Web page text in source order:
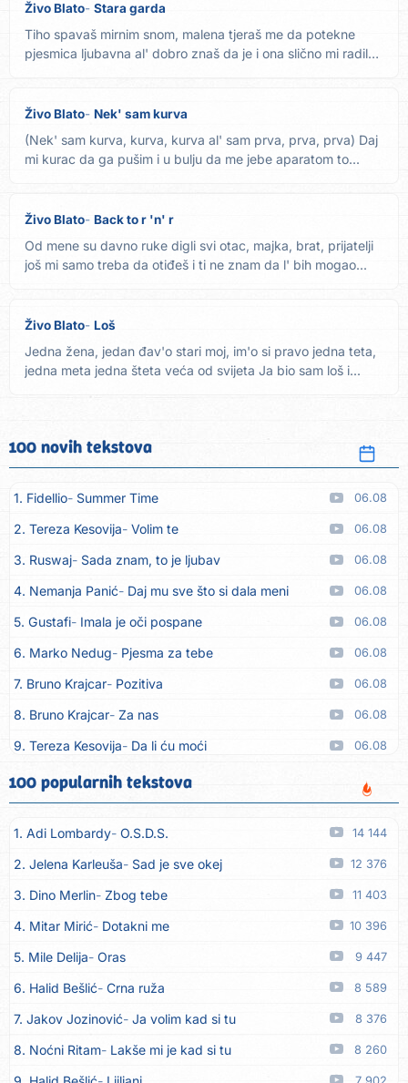
Živo Blato Stara garda
Tiho spavaš mirnim snom, malena tjeraš me da potekne
pjesmica ljubavna al' dobro znaš da je i ona slično mi radila
Živo Blato Nek' sam kurva
(Nek' sam kurva, kurva, kurva al' sam prva, prva, prva) Daj
mi kurac da ga pušim i u bulju da me jebe aparatom to...
Živo Blato Back to r 'n' r
Od mene su davno ruke digli svi otac, majka, brat, prijatelji
još mi samo treba da otiđeš i ti ne znam da l' bih mogao...
Živo Blato Loš
Jedna žena, jedan đav'o stari moj, im'o si pravo jedna teta,
jedna meta jedna šteta veća od svijeta Ja bio sam loš i...
100 novih tekstova
1. Fidellio Summer Time 06.08
2. Tereza Kesovija Volim te 06.08
3. Ruswaj Sada znam, to je ljubav 06.08
4. Nemanja Panić Daj mu sve što si dala meni 06.08
5. Gustafi Imala je oči pospane 06.08
6. Marko Nedug Pjesma za tebe 06.08
7. Bruno Krajcar Pozitiva 06.08
8. Bruno Krajcar Za nas 06.08
9. Tereza Kesovija Da li ću moći 06.08
10. Lidija Bačić Neka se vino toči (Nazdravlje)
11. Karin Kuljanić Nisi zavridel 06.08
12. Tamara Brusić Nigdi ni lipo ko doma 06.08
13. Tamara Brusić Biž´mo ća 06.08
14. Rusko Richie Bila si, bila 06.08
15. Rusko Richie Ti i ja 06.08
16. Azra Husarkić 06.08
17. Azra Husarkić Ljubavnice 06.08
18. Azra Husarkić Zakon jačeg 06.08
19. Azra Husarkić Premalo 06.08
100 popularnih tekstova
1. Adi Lombardy O.S.D.S. 14 144
2. Jelena Karleuša Sad je sve okej 12 376
3. Dino Merlin Zbog tebe 11 403
4. Mitar Mirić Dotakni me 10 396
5. Mile Delija Oras 9 447
6. Halid Bešlić Crna ruža 8 589
7. Jakov Jozinović Ja volim kad si tu 8 376
8. Noćni Ritam Lakše mi je kad si tu 8 260